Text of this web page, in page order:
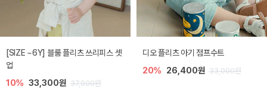
[SIZE ~6Y] 블룸 플리츠 쓰리피스 셋
업
10% 33,300원 37,000원
디오 플리츠 아기 점프수트
20% 26,400원 33,000원